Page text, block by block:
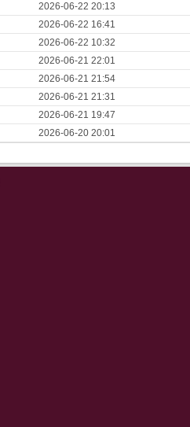
2026-06-22 20:13
2026-06-22 16:41
2026-06-22 10:32
2026-06-21 22:01
2026-06-21 21:54
2026-06-21 21:31
2026-06-21 19:47
2026-06-20 20:01